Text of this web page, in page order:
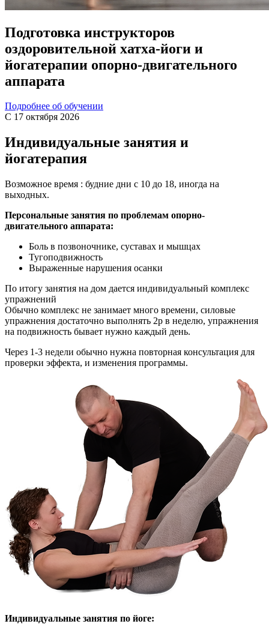
Подготовка инструкторов
оздоровительной хатха-йоги и
йогатерапии опорно-двигательного
аппарата
Подробнее об обучении
С 17 октября 2026
Индивидуальные занятия и
йогатерапия
Возможное время : будние дни с 10 до 18, иногда на
выходных.
Персональные занятия по проблемам опорно-
двигательного аппарата:
Боль в позвоночнике, суставах и мышцах
Тугоподвижность
Выраженные нарушения осанки
По итогу занятия на дом дается индивидуальный комплекс
упражнений
Обычно комплекс не занимает много времени, силовые
упражнения достаточно выполнять 2р в неделю, упражнения
на подвижность бывает нужно каждый день.
Через 1-3 недели обычно нужна повторная консультация для
проверки эффекта, и изменения программы.
Индивидуальные занятия по йоге: